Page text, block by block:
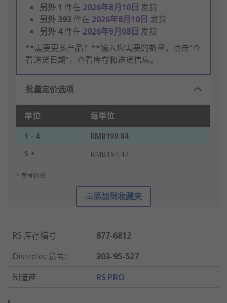
另外 1 件在 2026年8月10日 发货
另外393 件在 2026年8月10日 发货
另外 4件在 2026年9月08日 发货
**需要更多产品？**输入您需要的数量，点击“查
看送货日期”，查看库存和送货信息。
批量定价选项
单位 每单位
1 - 4
RMB199.84
5 +
RMB164.47
* 参考价格
添加到收藏夹
RS 库存编号:
877-6812
Distrelec 货号:
303-95-527
制造商: RS PRO